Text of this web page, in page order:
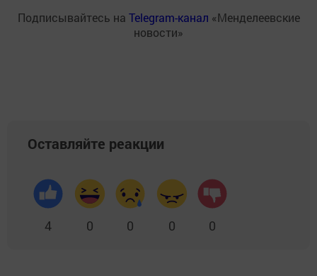
Подписывайтесь на Telegram-канал «Менделеевские
новости»
Оставляйте реакции
4 0 0 0 0